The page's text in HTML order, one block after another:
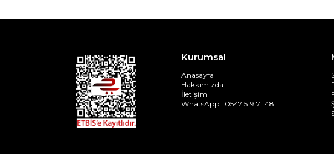
Kurumsal
Anasayfa
Hakkımızda
İletişim
WhatsApp : 0547 519 71 48